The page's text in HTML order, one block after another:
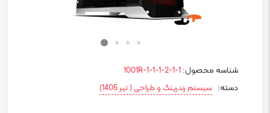
شناسه محصول: 1001R-1-1-1-2-1-1
دسته: سیستم رندرینگ و طراحی ( تیر 1405)